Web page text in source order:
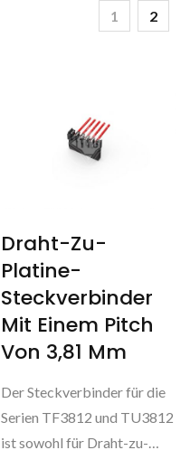
1 2
Draht-Zu-
Platine-
Steckverbinder
Mit Einem Pitch
Von 3,81 Mm
Der Steckverbinder für die
Serien TF3812 und TU3812
ist sowohl für Draht-zu-